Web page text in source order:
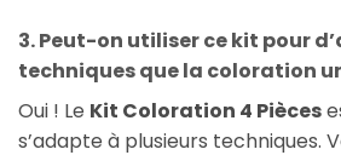
3. Peut-on utiliser ce kit pour
techniques que la coloration
Oui ! Le Kit Coloration 4 Pièces
s’adapte à plusieurs techniques.